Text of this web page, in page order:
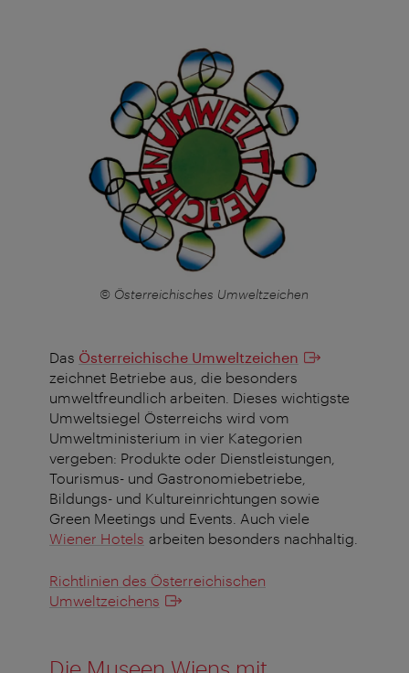
© Österreichisches Umweltzeichen
Das Österreichische Umweltzeichen
zeichnet Betriebe aus, die besonders
umweltfreundlich arbeiten. Dieses wichtigste
Umweltsiegel Österreichs wird vom
Umweltministerium in vier Kategorien
vergeben: Produkte oder Dienstleistungen,
Tourismus- und Gastronomiebetriebe,
Bildungs- und Kultureinrichtungen sowie
Green Meetings und Events. Auch viele
Wiener Hotels arbeiten besonders nachhaltig.
Richtlinien des Österreichischen
Umweltzeichens